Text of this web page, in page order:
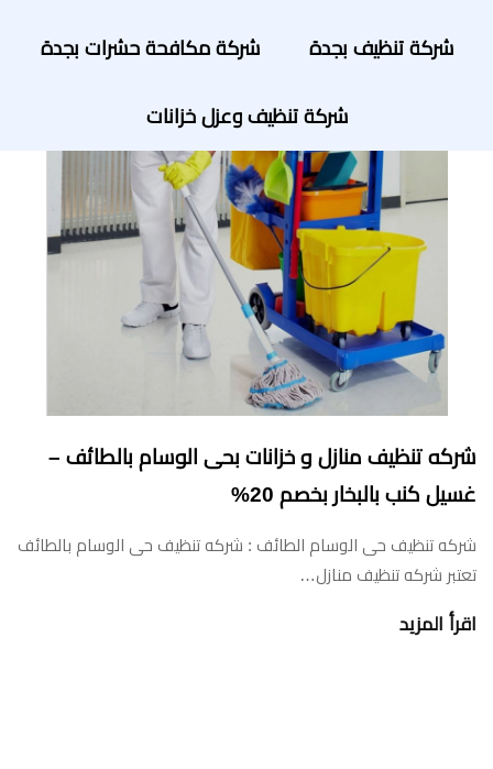
شركة تنظيف بجدة شركة مكافحة حشرات بجدة
شركة تنظيف وعزل خزانات
شركه تنظيف منازل و خزانات بحى الوسام بالطائف –
غسيل كنب بالبخار بخصم 20%
شركه تنظيف حى الوسام الطائف : شركه تنظيف حى الوسام بالطائف
تعتبر شركه تنظيف منازل…
اقرأ المزيد